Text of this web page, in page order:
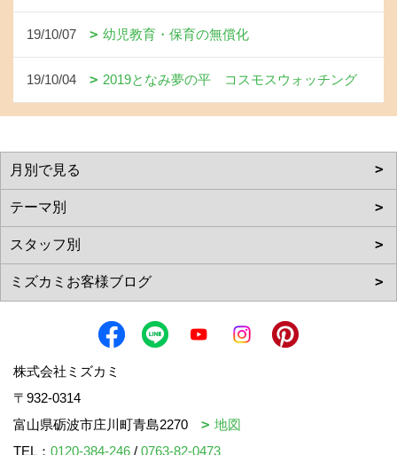
19/10/07 幼児教育・保育の無償化
19/10/04 2019となみ夢の平 コスモスウォッチング
株式会社ミズカミ
〒932-0314
富山県砺波市庄川町青島2270
地図
TEL： 0120-384-246 / 0763-82-0473